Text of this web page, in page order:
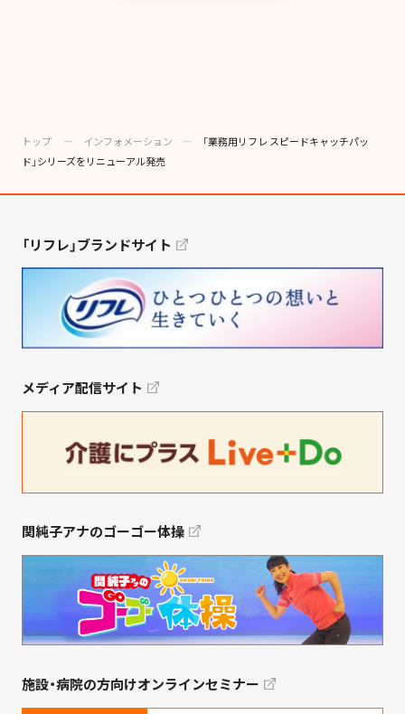
トップ ― インフォメーション ―
「業務用リフレ スピードキャッチパッ
ド」シリーズをリニューアル発売
「リフレ」ブランドサイト
メディア配信サイト
関純子アナのゴーゴー体操
施設・病院の方向けオンラインセミナー